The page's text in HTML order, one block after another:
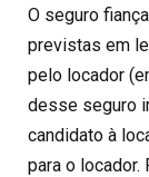
O seguro
previstas em
pelo locador
desse seguro
candidato à
para o locador.